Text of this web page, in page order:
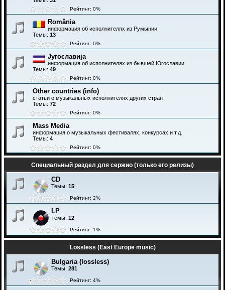
Рейтинг: 0%
România
информация об исполнителях из Румынии
Темы: 13
Рейтинг: 0%
Југославија
информация об исполнителях из бывшей Югославии
Темы: 49
Рейтинг: 0%
Other countries (info)
статьи о музыкальных исполнителях других стран
Темы: 72
Рейтинг: 0%
Mass Media
информация о музыкальных фестивалях, конкурсах и т.д.
Темы: 4
Рейтинг: 0%
Специальный раздел для сержио (только его релизы)
CD
Темы: 15
Рейтинг: 2%
LP
Темы: 12
Рейтинг: 1%
Lossless (East Europe music)
Bulgaria (lossless)
Темы: 281
Рейтинг: 4%